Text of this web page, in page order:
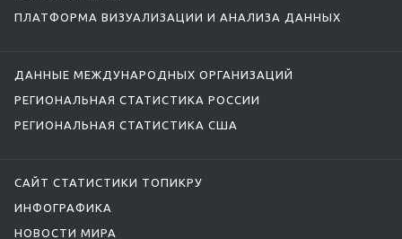
ПЛАТФОРМА ВИЗУАЛИЗАЦИИ И АНАЛИЗА ДАННЫХ
ДАННЫЕ МЕЖДУНАРОДНЫХ ОРГАНИЗАЦИЙ
РЕГИОНАЛЬНАЯ СТАТИСТИКА РОССИИ
РЕГИОНАЛЬНАЯ СТАТИСТИКА США
САЙТ СТАТИСТИКИ ТОПИКРУ
ИНФОГРАФИКА
НОВОСТИ МИРА